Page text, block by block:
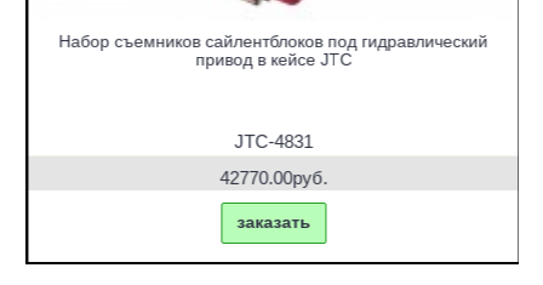
Набор съемников сайлентблоков под гидравлический
привод в кейсе JTC
JTC-4831
42770.00руб.
заказать